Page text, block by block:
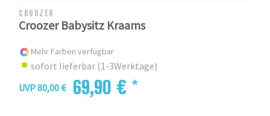
CROOZER
Croozer Babysitz Kraams
Mehr Farben verfügbar
sofort lieferbar (1-3Werktage)
UVP 80,00 €
69,90 € *